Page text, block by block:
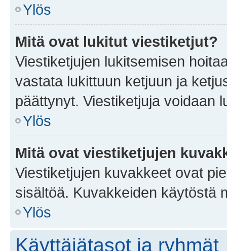
Ylös
Mitä ovat lukitut viestiketjut?
Viestiketjujen lukitsemisen
vastata lukittuun ketjuun ja
päättynyt. Viestiketjuja voidaan
Ylös
Mitä ovat viestiketjujen
Viestiketjujen kuvakkeet ovat
sisältöä. Kuvakkeiden käytöstä
Ylös
Käyttäjätasot ja ryhmät